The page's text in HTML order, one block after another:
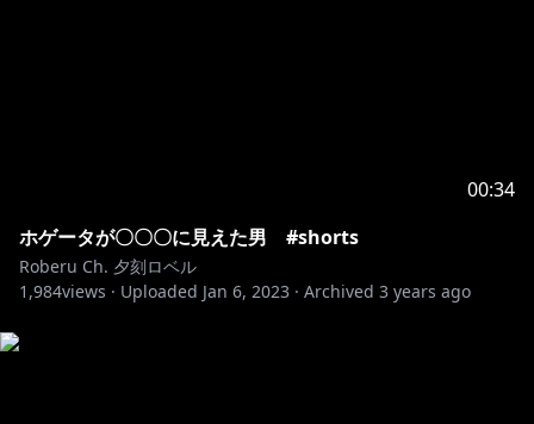
00:34
ホゲータが〇〇〇に見えた男 #shorts
Roberu Ch. 夕刻ロベル
1,984views · Uploaded Jan 6, 2023 · Archived 3 years ago